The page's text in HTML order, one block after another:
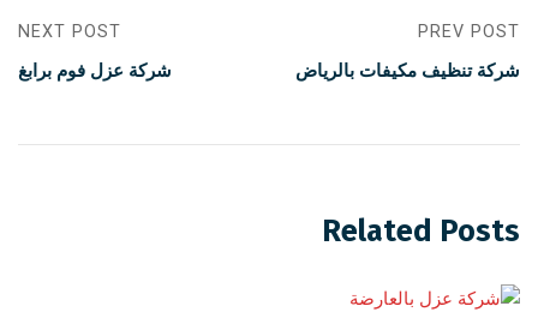
PREV POST
شركة تنظيف مكيفات بالرياض
NEXT POST
شركة عزل فوم برابغ
Related Posts